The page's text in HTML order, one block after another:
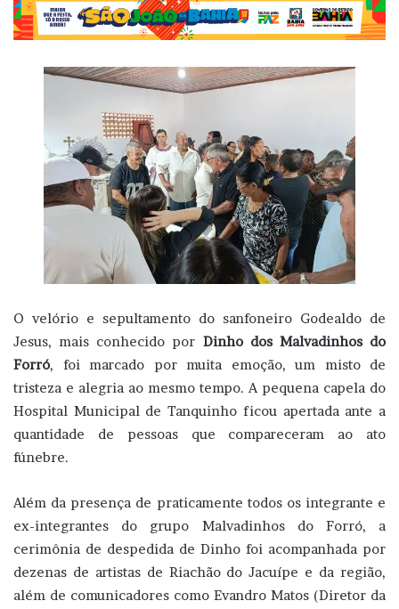
O velório e sepultamento do sanfoneiro Godealdo de
Jesus, mais conhecido por Dinho dos Malvadinhos do
Forró, foi marcado por muita emoção, um misto de
tristeza e alegria ao mesmo tempo. A pequena capela do
Hospital Municipal de Tanquinho ficou apertada ante a
quantidade de pessoas que compareceram ao ato
fúnebre.
Além da presença de praticamente todos os integrante e
ex-integrantes do grupo Malvadinhos do Forró, a
cerimônia de despedida de Dinho foi acompanhada por
dezenas de artistas de Riachão do Jacuípe e da região,
além de comunicadores como Evandro Matos (Diretor da